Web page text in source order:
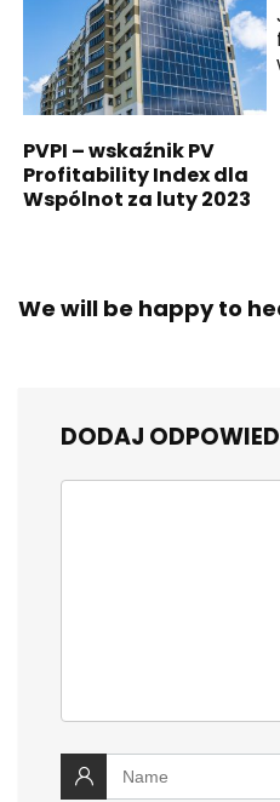
PVPI – wskaźnik PV
Profitability Index dla
Wspólnot za luty 2023
We will be happy to
DODAJ